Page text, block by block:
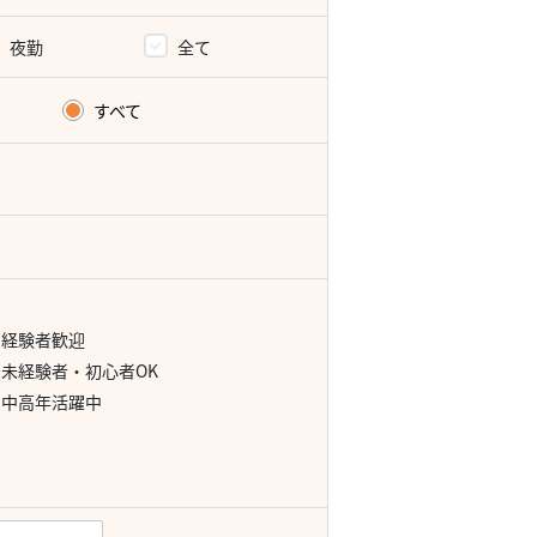
夜勤 全て
すべて
経験者歓迎
未経験者・初心者OK
中高年活躍中